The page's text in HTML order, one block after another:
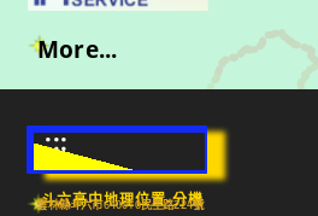
More...
:::
斗六高中地理位置-分機
雲林縣斗六市640010民生路224號